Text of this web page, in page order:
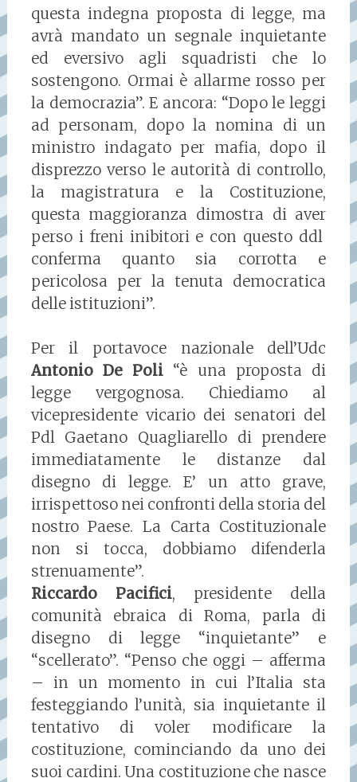
questa indegna proposta di legge, ma
avrà mandato un segnale inquietante
ed eversivo agli squadristi che lo
sostengono. Ormai è allarme rosso per
la democrazia”. E ancora: “Dopo le leggi
ad personam, dopo la nomina di un
ministro indagato per mafia, dopo il
disprezzo verso le autorità di controllo,
la magistratura e la Costituzione,
questa maggioranza dimostra di aver
perso i freni inibitori e con questo ddl
conferma quanto sia corrotta e
pericolosa per la tenuta democratica
delle istituzioni”.
Per il portavoce nazionale dell’Udc
Antonio De Poli “è una proposta di
legge vergognosa. Chiediamo al
vicepresidente vicario dei senatori del
Pdl Gaetano Quagliarello di prendere
immediatamente le distanze dal
disegno di legge. E’ un atto grave,
irrispettoso nei confronti della storia del
nostro Paese. La Carta Costituzionale
non si tocca, dobbiamo difenderla
strenuamente”.
Riccardo Pacifici, presidente della
comunità ebraica di Roma, parla di
disegno di legge “inquietante” e
“scellerato”. “Penso che oggi – afferma
– in un momento in cui l’Italia sta
festeggiando l’unità, sia inquietante il
tentativo di voler modificare la
costituzione, cominciando da uno dei
suoi cardini. Una costituzione che nasce